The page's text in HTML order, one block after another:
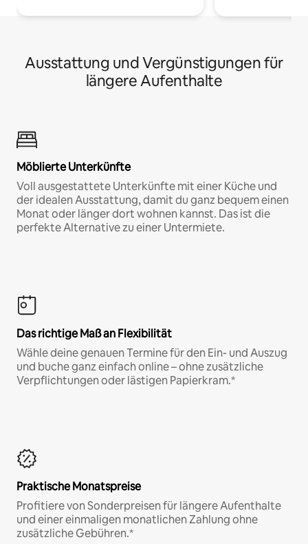
Ausstattung und Vergünstigungen für
längere Aufenthalte
Möblierte Unterkünfte
Voll ausgestattete Unterkünfte mit einer Küche und
der idealen Ausstattung, damit du ganz bequem einen
Monat oder länger dort wohnen kannst. Das ist die
perfekte Alternative zu einer Untermiete.
Das richtige Maß an Flexibilität
Wähle deine genauen Termine für den Ein- und Auszug
und buche ganz einfach online – ohne zusätzliche
Verpflichtungen oder lästigen Papierkram.*
Praktische Monatspreise
Profitiere von Sonderpreisen für längere Aufenthalte
und einer einmaligen monatlichen Zahlung ohne
zusätzliche Gebühren.*